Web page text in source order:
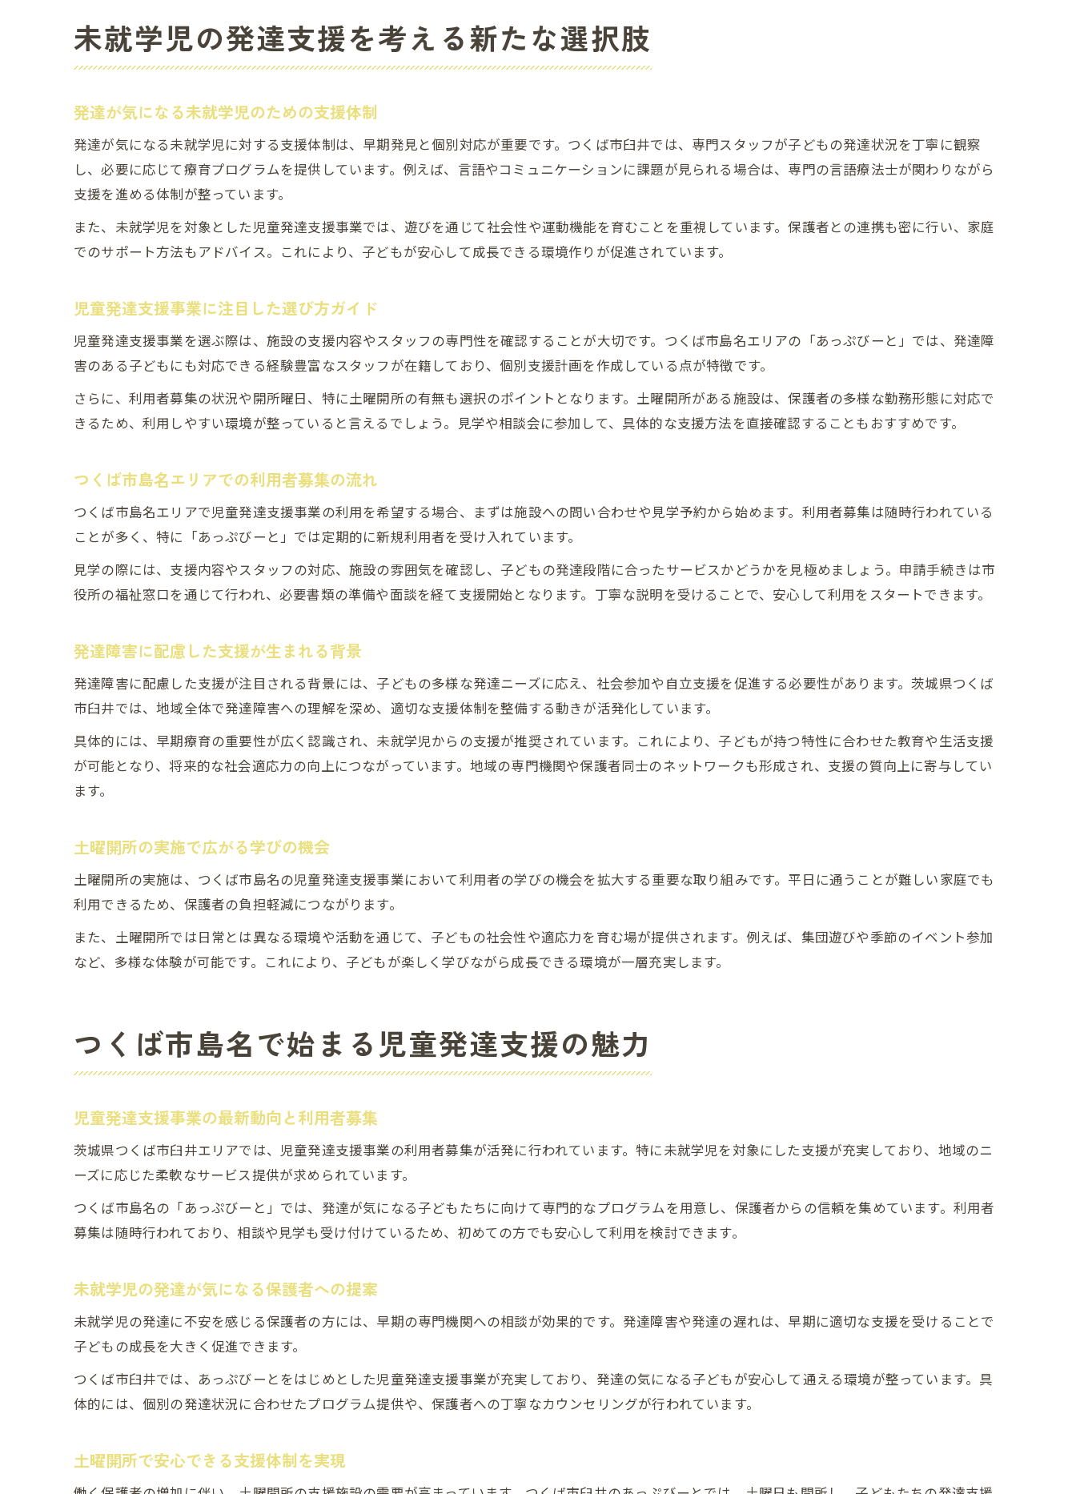
つくば市島名で始まる児童発達支援の魅力
児童発達支援事業の最新動向と利用者募集
あっぷびーとが目指す地域連携の取り組み
発達障害に対応した多様な支援メニュー
発達障害の未就学児に適した支援内容とは
利用者募集情報から見る家庭支援の工夫
あっぷびーとが提供する発達サポートの質
あっぷびーとによる土曜開所の安心サポート
未就学児の発達が気になる保護者の安心感
発達障害への理解深まる最新育成支援とは
児童発達支援事業における新しい取り組み
利用者募集の今こそ見直す育成支援の意義
つくば市島名で選ばれる支援の理由を探る
未就学児の発達支援が家庭にもたらす変化
未就学児の発達支援を考える新たな選択肢
発達が気になる未就学児のための支援体制
発達が気になる未就学児に対する支援体制は、早期発見と個別対応が重要です。つくば市臼井では、専門スタッフが子どもの発達状況を丁寧に観察
し、必要に応じて療育プログラムを提供しています。例えば、言語やコミュニケーションに課題が見られる場合は、専門の言語療法士が関わりながら
支援を進める体制が整っています。
また、未就学児を対象とした児童発達支援事業では、遊びを通じて社会性や運動機能を育むことを重視しています。保護者との連携も密に行い、家庭
でのサポート方法もアドバイス。これにより、子どもが安心して成長できる環境作りが促進されています。
児童発達支援事業に注目した選び方ガイド
児童発達支援事業を選ぶ際は、施設の支援内容やスタッフの専門性を確認することが大切です。つくば市島名エリアの「あっぷびーと」では、発達障
害のある子どもにも対応できる経験豊富なスタッフが在籍しており、個別支援計画を作成している点が特徴です。
さらに、利用者募集の状況や開所曜日、特に土曜開所の有無も選択のポイントとなります。土曜開所がある施設は、保護者の多様な勤務形態に対応で
きるため、利用しやすい環境が整っていると言えるでしょう。見学や相談会に参加して、具体的な支援方法を直接確認することもおすすめです。
つくば市島名エリアでの利用者募集の流れ
つくば市島名エリアで児童発達支援事業の利用を希望する場合、まずは施設への問い合わせや見学予約から始めます。利用者募集は随時行われている
ことが多く、特に「あっぷびーと」では定期的に新規利用者を受け入れています。
見学の際には、支援内容やスタッフの対応、施設の雰囲気を確認し、子どもの発達段階に合ったサービスかどうかを見極めましょう。申請手続きは市
役所の福祉窓口を通じて行われ、必要書類の準備や面談を経て支援開始となります。丁寧な説明を受けることで、安心して利用をスタートできます。
発達障害に配慮した支援が生まれる背景
発達障害に配慮した支援が注目される背景には、子どもの多様な発達ニーズに応え、社会参加や自立支援を促進する必要性があります。茨城県つくば
市臼井では、地域全体で発達障害への理解を深め、適切な支援体制を整備する動きが活発化しています。
具体的には、早期療育の重要性が広く認識され、未就学児からの支援が推奨されています。これにより、子どもが持つ特性に合わせた教育や生活支援
が可能となり、将来的な社会適応力の向上につながっています。地域の専門機関や保護者同士のネットワークも形成され、支援の質向上に寄与してい
ます。
土曜開所の実施で広がる学びの機会
土曜開所の実施は、つくば市島名の児童発達支援事業において利用者の学びの機会を拡大する重要な取り組みです。平日に通うことが難しい家庭でも
利用できるため、保護者の負担軽減につながります。
また、土曜開所では日常とは異なる環境や活動を通じて、子どもの社会性や適応力を育む場が提供されます。例えば、集団遊びや季節のイベント参加
など、多様な体験が可能です。これにより、子どもが楽しく学びながら成長できる環境が一層充実します。
つくば市島名で始まる児童発達支援の魅力
児童発達支援事業の最新動向と利用者募集
茨城県つくば市臼井エリアでは、児童発達支援事業の利用者募集が活発に行われています。特に未就学児を対象にした支援が充実しており、地域のニ
ーズに応じた柔軟なサービス提供が求められています。
つくば市島名の「あっぷびーと」では、発達が気になる子どもたちに向けて専門的なプログラムを用意し、保護者からの信頼を集めています。利用者
募集は随時行われており、相談や見学も受け付けているため、初めての方でも安心して利用を検討できます。
未就学児の発達が気になる保護者への提案
未就学児の発達に不安を感じる保護者の方には、早期の専門機関への相談が効果的です。発達障害や発達の遅れは、早期に適切な支援を受けることで
子どもの成長を大きく促進できます。
つくば市臼井では、あっぷびーとをはじめとした児童発達支援事業が充実しており、発達の気になる子どもが安心して通える環境が整っています。具
体的には、個別の発達状況に合わせたプログラム提供や、保護者への丁寧なカウンセリングが行われています。
土曜開所で安心できる支援体制を実現